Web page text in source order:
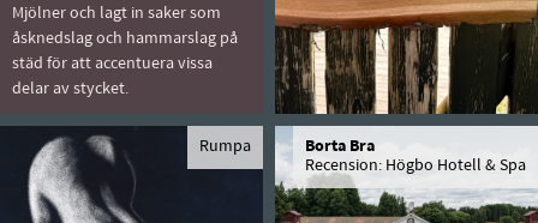
Mjölner och lagt in saker som
åsknedslag och hammarslag på
städ för att accentuera vissa
delar av stycket.
Rumpa
Borta Bra
Recension: Högbo Hotell & Spa